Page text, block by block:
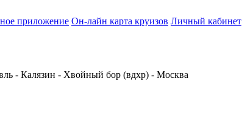
приложение Он-лайн карта круизов Личный кабинет
- Калязин - Хвойный бор (вдхр) - Москва